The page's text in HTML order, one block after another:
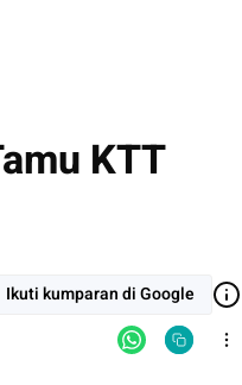
KTT
Ikuti kumparan di Google